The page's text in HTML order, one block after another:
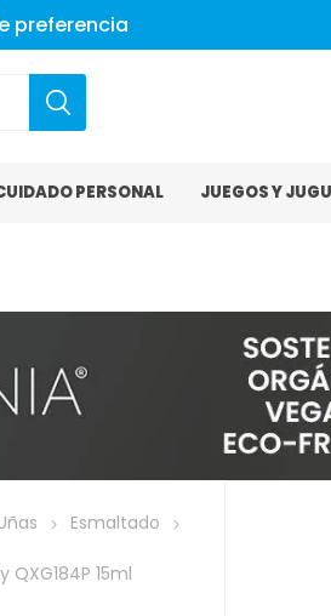
preferencia
PERSONAL JUEGOS Y
Esmaltado
15ml